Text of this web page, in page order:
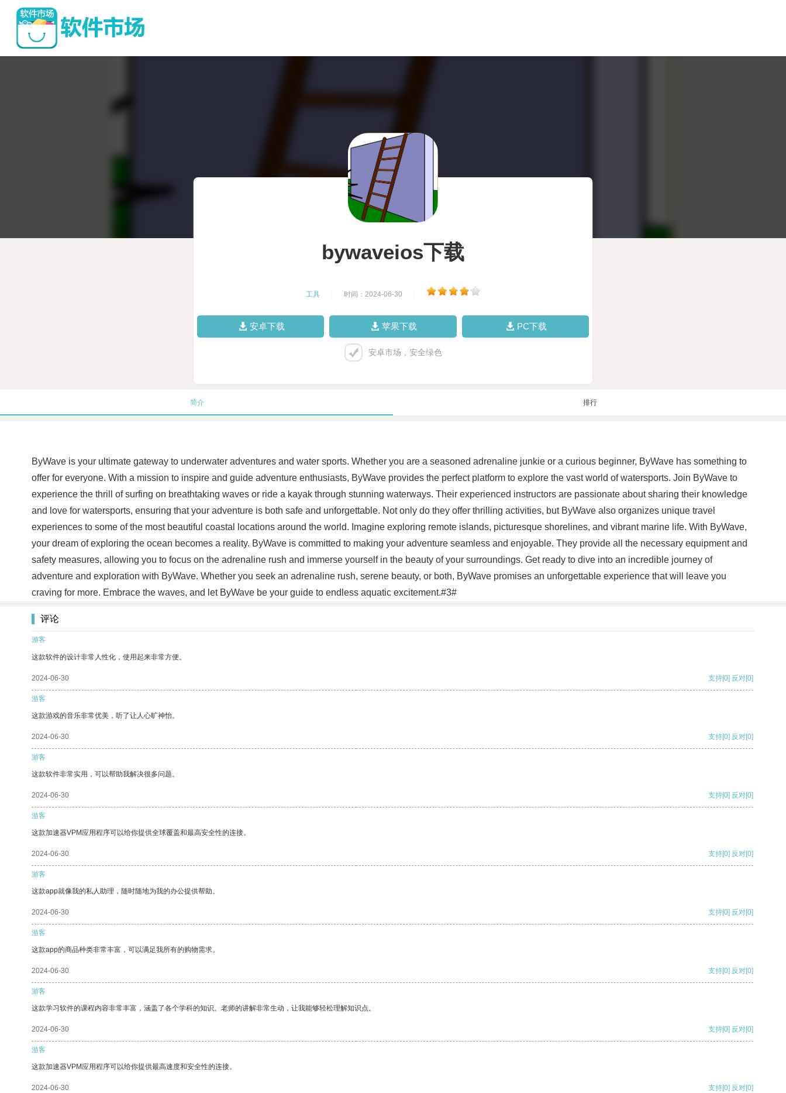
bywaveios下载
工具 时间：2024-06-30
安卓下载 苹果下载 PC下载
安卓市场，安全绿色
简介 排行
ByWave is your ultimate gateway to underwater adventures and water sports. Whether you are a seasoned adrenaline junkie or a curious beginner, ByWave has something to
offer for everyone. With a mission to inspire and guide adventure enthusiasts, ByWave provides the perfect platform to explore the vast world of watersports. Join ByWave to
experience the thrill of surfing on breathtaking waves or ride a kayak through stunning waterways. Their experienced instructors are passionate about sharing their knowledge
and love for watersports, ensuring that your adventure is both safe and unforgettable. Not only do they offer thrilling activities, but ByWave also organizes unique travel
experiences to some of the most beautiful coastal locations around the world. Imagine exploring remote islands, picturesque shorelines, and vibrant marine life. With ByWave,
your dream of exploring the ocean becomes a reality. ByWave is committed to making your adventure seamless and enjoyable. They provide all the necessary equipment and
safety measures, allowing you to focus on the adrenaline rush and immerse yourself in the beauty of your surroundings. Get ready to dive into an incredible journey of
adventure and exploration with ByWave. Whether you seek an adrenaline rush, serene beauty, or both, ByWave promises an unforgettable experience that will leave you
craving for more. Embrace the waves, and let ByWave be your guide to endless aquatic excitement.#3#
评论
游客
这款软件的设计非常人性化，使用起来非常方便。
2024-06-30 支持[0] 反对[0]
游客
这款游戏的音乐非常优美，听了让人心旷神怡。
2024-06-30 支持[0] 反对[0]
游客
这款软件非常实用，可以帮助我解决很多问题。
2024-06-30 支持[0] 反对[0]
游客
这款加速器VPM应用程序可以给你提供全球覆盖和最高安全性的连接。
2024-06-30 支持[0] 反对[0]
游客
这款app就像我的私人助理，随时随地为我的办公提供帮助。
2024-06-30 支持[0] 反对[0]
游客
这款app的商品种类非常丰富，可以满足我所有的购物需求。
2024-06-30 支持[0] 反对[0]
游客
这款学习软件的课程内容非常丰富，涵盖了各个学科的知识。老师的讲解非常生动，让我能够轻松理解知识点。
2024-06-30 支持[0] 反对[0]
游客
这款加速器VPM应用程序可以给你提供最高速度和安全性的连接。
2024-06-30 支持[0] 反对[0]